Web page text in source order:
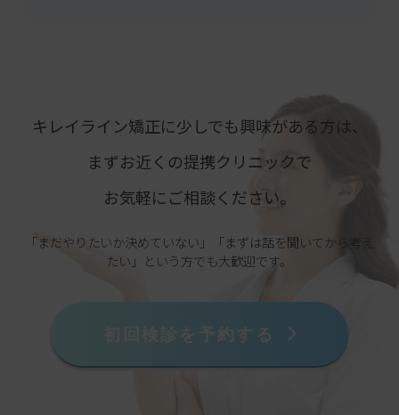
キレイライン矯正に少しでも興味がある方は、
まずお近くの提携クリニックで
お気軽にご相談ください。
「まだやりたいか決めていない」「まずは話を聞いてから考え
たい」という方でも大歓迎です。
初回検診を予約する